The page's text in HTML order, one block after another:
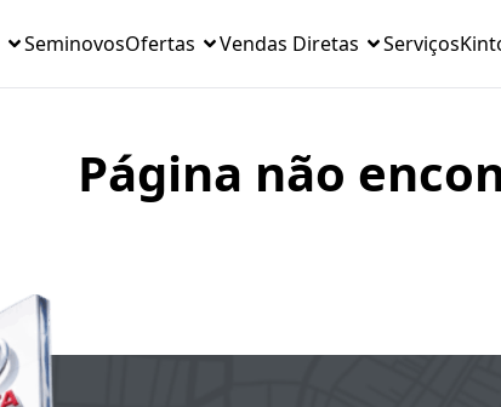
SeminovosOfertas Vendas Diretas Serviços
Página não